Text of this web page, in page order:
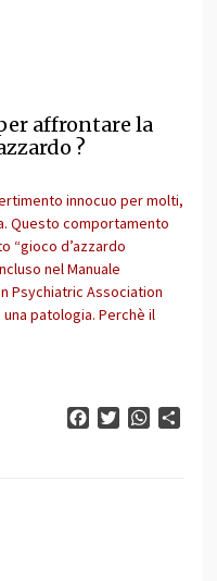
affrontare la
?
innocuo per molti,
Questo comportamento
“gioco d’azzardo
nel Manuale
Psychiatric Association
una patologia. Perchè il
FacebookTwitter